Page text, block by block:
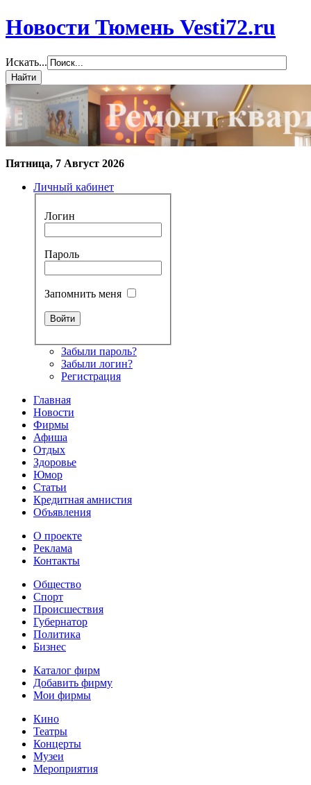
Новости Тюмень Vesti72.ru
Искать...
Пятница, 7 Август 2026
Личный кабинет
Логин
Пароль
Запомнить меня
Забыли пароль?
Забыли логин?
Регистрация
Главная
Новости
Фирмы
Афиша
Отдых
Здоровье
Юмор
Статьи
Кредитная амнистия
Объявления
О проекте
Реклама
Контакты
Общество
Спорт
Происшествия
Губернатор
Политика
Бизнес
Каталог фирм
Добавить фирму
Мои фирмы
Кино
Театры
Концерты
Музеи
Мероприятия